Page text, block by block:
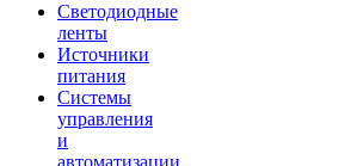
Светодиодные
ленты
Источники
питания
Системы
управления
и
автоматизации